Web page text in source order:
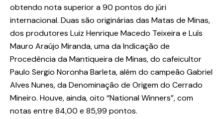
obtendo nota superior a 90 pontos do júri
internacional. Duas são originárias das Matas de Minas,
dos produtores Luiz Henrique Macedo Teixeira e Luís
Mauro Araújo Miranda, uma da Indicação de
Procedência da Mantiqueira de Minas, do cafeicultor
Paulo Sergio Noronha Barleta, além do campeão Gabriel
Alves Nunes, da Denominação de Origem do Cerrado
Mineiro. Houve, ainda, oito “National Winners”, com
notas entre 84,00 e 85,99 pontos.